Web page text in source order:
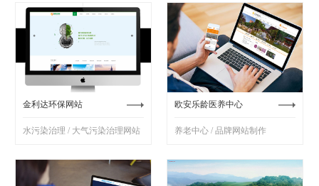
金利达环保网站
水污染治理 / 大气污染治理网站
欧安乐龄医养中心
养老中心 / 品牌网站制作